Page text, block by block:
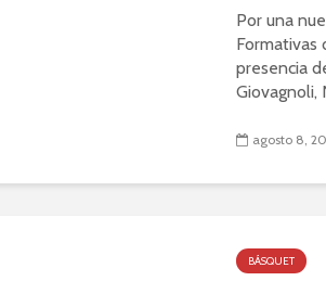
Por una
Formativas
presencia
Giovagnoli,
agosto 8,
BÁSQUET